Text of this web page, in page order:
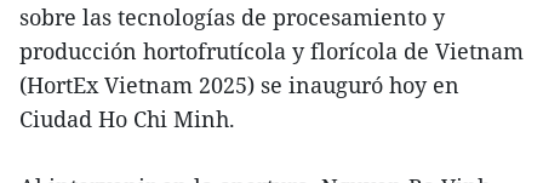
sobre las tecnologías de procesamiento y
producción hortofrutícola y florícola de Vietnam
(HortEx Vietnam 2025) se inauguró hoy en
Ciudad Ho Chi Minh.